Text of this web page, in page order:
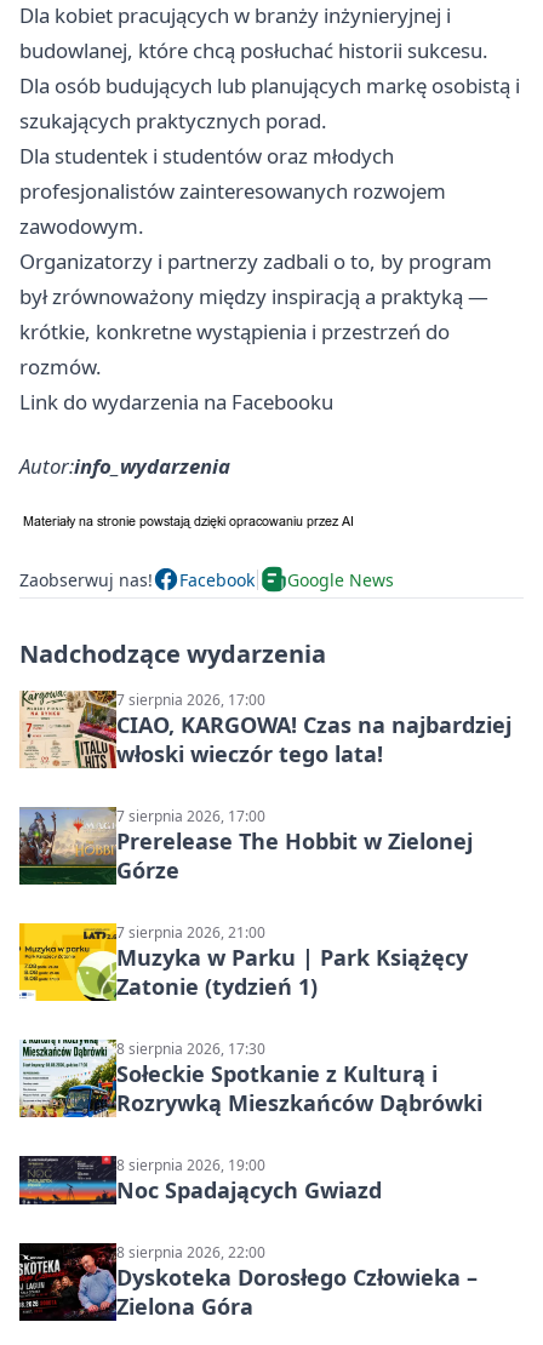
Dla kobiet pracujących w branży inżynieryjnej i
budowlanej, które chcą posłuchać historii sukcesu.
Dla osób budujących lub planujących markę osobistą i
szukających praktycznych porad.
Dla studentek i studentów oraz młodych
profesjonalistów zainteresowanych rozwojem
zawodowym.
Organizatorzy i partnerzy zadbali o to, by program
był zrównoważony między inspiracją a praktyką —
krótkie, konkretne wystąpienia i przestrzeń do
rozmów.
Link do wydarzenia na Facebooku
Autor:info_wydarzenia
Zaobserwuj nas! Facebook Google News
Nadchodzące wydarzenia
7 sierpnia 2026, 17:00
CIAO, KARGOWA! Czas na najbardziej
włoski wieczór tego lata!
7 sierpnia 2026, 17:00
Prerelease The Hobbit w Zielonej
Górze
7 sierpnia 2026, 21:00
Muzyka w Parku | Park Książęcy
Zatonie (tydzień 1)
8 sierpnia 2026, 17:30
Sołeckie Spotkanie z Kulturą i
Rozrywką Mieszkańców Dąbrówki
8 sierpnia 2026, 19:00
Noc Spadających Gwiazd
8 sierpnia 2026, 22:00
Dyskoteka Dorosłego Człowieka –
Zielona Góra